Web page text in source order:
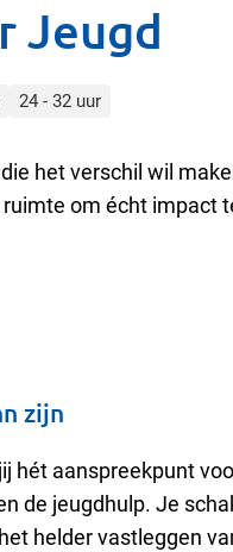
Jeugd
24 - 32 uur
het verschil wil
om écht impact
zijn
hét aanspreekpunt
de jeugdhulp. Je
helder vastleggen